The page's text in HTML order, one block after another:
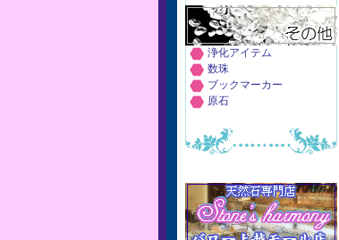
浄化アイテム
数珠
ブックマーカー
原石